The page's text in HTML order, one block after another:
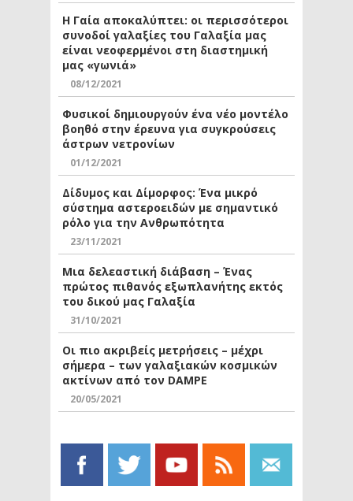
Η Γαία αποκαλύπτει: οι περισσότεροι
συνοδοί γαλαξίες του Γαλαξία μας
είναι νεοφερμένοι στη διαστημική
μας «γωνιά»
08/12/2021
Φυσικοί δημιουργούν ένα νέο μοντέλο
βοηθό στην έρευνα για συγκρούσεις
άστρων νετρονίων
01/12/2021
Δίδυμος και Δίμορφος: Ένα μικρό
σύστημα αστεροειδών με σημαντικό
ρόλο για την Ανθρωπότητα
23/11/2021
Μια δελεαστική διάβαση – Ένας
πρώτος πιθανός εξωπλανήτης εκτός
του δικού μας Γαλαξία
31/10/2021
Οι πιο ακριβείς μετρήσεις – μέχρι
σήμερα – των γαλαξιακών κοσμικών
ακτίνων από τον DAMPE
20/05/2021